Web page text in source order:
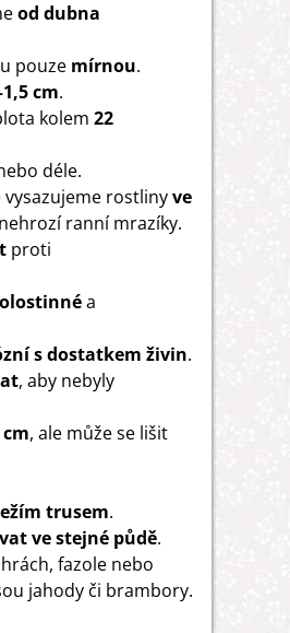
od dubna
pouze mírnou.
cm.
kolem 22
déle.
rostlinyve
ranní mrazíky.
proti
a
s dostatkem živin.
, aby nebyly
cm, ale může se lišit
trusem.
ve stejné půdě.
fazole nebo
jahody či brambory.